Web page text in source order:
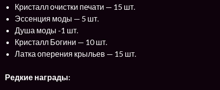
Кристалл очистки печати — 15 шт.
Эссенция моды — 5 шт.
Душа моды -1 шт.
Кристалл Богини — 10 шт.
Латка оперения крыльев — 15 шт.
Редкие награды: